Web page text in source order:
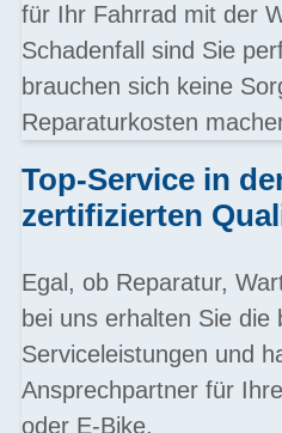
für Ihr Fahrrad mit der
Schadenfall sind Sie
brauchen sich keine
Reparaturkosten
Top-Service in
zertifizierten
Egal, ob Reparatur,
bei uns erhalten Sie die
Serviceleistungen und
Ansprechpartner für
oder E-Bike.